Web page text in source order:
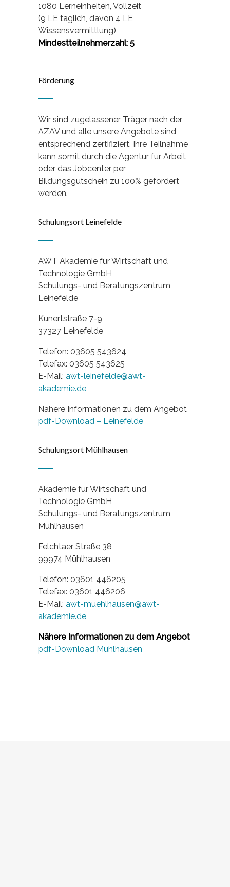
1080 Lerneinheiten, Vollzeit
(9 LE täglich, davon 4 LE
Wissensvermittlung)
Mindestteilnehmerzahl: 5
Förderung
Wir sind zugelassener Träger nach der
AZAV und alle unsere Angebote sind
entsprechend zertifiziert. Ihre Teilnahme
kann somit durch die Agentur für Arbeit
oder das Jobcenter per
Bildungsgutschein zu 100% gefördert
werden.
Schulungsort Leinefelde
AWT Akademie für Wirtschaft und
Technologie GmbH
Schulungs- und Beratungszentrum
Leinefelde
Kunertstraße 7-9
37327 Leinefelde
Telefon: 03605 543624
Telefax: 03605 543625
E-Mail: awt-leinefelde@awt-
akademie.de
Nähere Informationen zu dem Angebot
pdf-Download – Leinefelde
Schulungsort Mühlhausen
Akademie für Wirtschaft und
Technologie GmbH
Schulungs- und Beratungszentrum
Mühlhausen
Felchtaer Straße 38
99974 Mühlhausen
Telefon: 03601 446205
Telefax: 03601 446206
E-Mail: awt-muehlhausen@awt-
akademie.de
Nähere Informationen zu dem Angebot
pdf-Download Mühlhausen